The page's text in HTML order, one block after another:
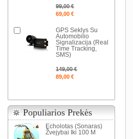
99,00 €
69,00 €
GPS Seklys Su
Automobilio
Signalizacija (Real
Time Tracking,
SMS)
149,00 €
89,00 €
Populiarios Prekės
Echolotas (Sonaras)
Žvejybai Iki 100 M